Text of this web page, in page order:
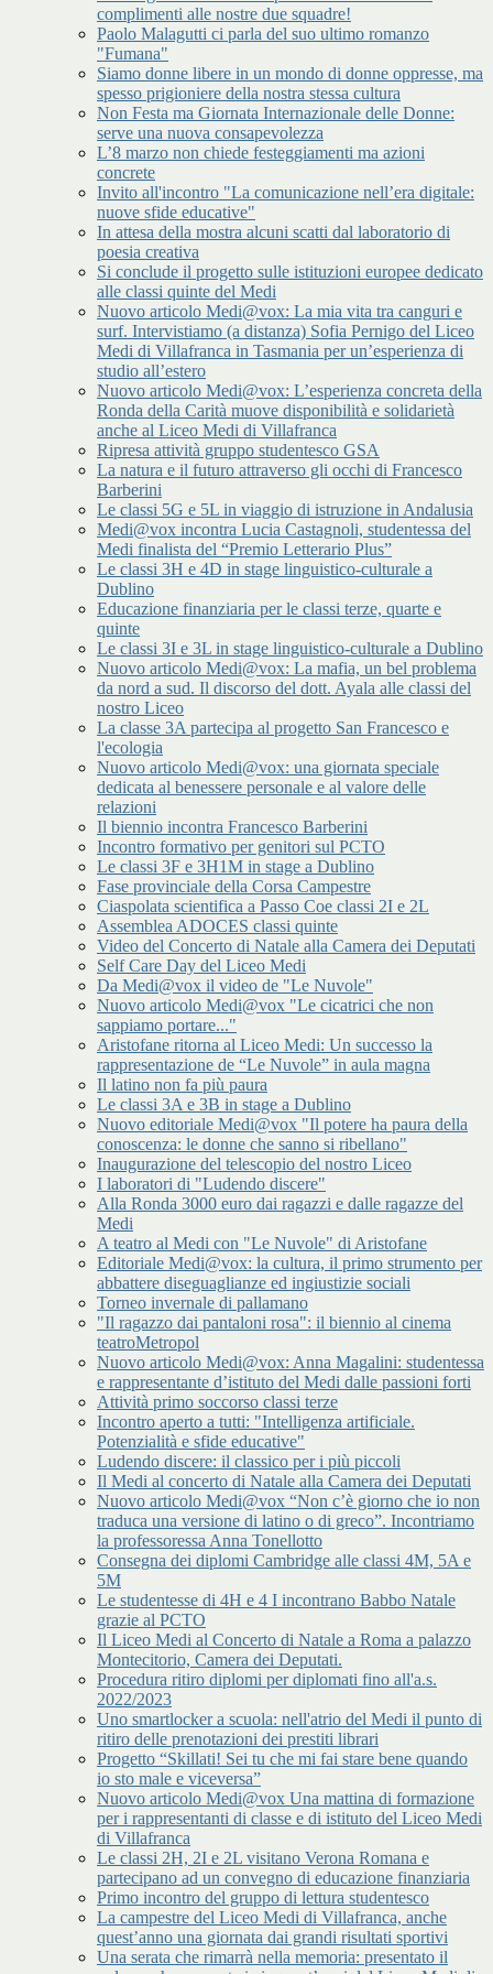
complimenti alle nostre due squadre!
Paolo Malagutti ci parla del suo ultimo romanzo
"Fumana"
Siamo donne libere in un mondo di donne oppresse, ma
spesso prigioniere della nostra stessa cultura
Non Festa ma Giornata Internazionale delle Donne:
serve una nuova consapevolezza
L’8 marzo non chiede festeggiamenti ma azioni
concrete
Invito all'incontro "La comunicazione nell’era digitale:
nuove sfide educative"
In attesa della mostra alcuni scatti dal laboratorio di
poesia creativa
Si conclude il progetto sulle istituzioni europee dedicato
alle classi quinte del Medi
Nuovo articolo Medi@vox: La mia vita tra canguri e
surf. Intervistiamo (a distanza) Sofia Pernigo del Liceo
Medi di Villafranca in Tasmania per un’esperienza di
studio all’estero
Nuovo articolo Medi@vox: L’esperienza concreta della
Ronda della Carità muove disponibilità e solidarietà
anche al Liceo Medi di Villafranca
Ripresa attività gruppo studentesco GSA
La natura e il futuro attraverso gli occhi di Francesco
Barberini
Le classi 5G e 5L in viaggio di istruzione in Andalusia
Medi@vox incontra Lucia Castagnoli, studentessa del
Medi finalista del “Premio Letterario Plus”
Le classi 3H e 4D in stage linguistico-culturale a
Dublino
Educazione finanziaria per le classi terze, quarte e
quinte
Le classi 3I e 3L in stage linguistico-culturale a Dublino
Nuovo articolo Medi@vox: La mafia, un bel problema
da nord a sud. Il discorso del dott. Ayala alle classi del
nostro Liceo
La classe 3A partecipa al progetto San Francesco e
l'ecologia
Nuovo articolo Medi@vox: una giornata speciale
dedicata al benessere personale e al valore delle
relazioni
Il biennio incontra Francesco Barberini
Incontro formativo per genitori sul PCTO
Le classi 3F e 3H1M in stage a Dublino
Fase provinciale della Corsa Campestre
Ciaspolata scientifica a Passo Coe classi 2I e 2L
Assemblea ADOCES classi quinte
Video del Concerto di Natale alla Camera dei Deputati
Self Care Day del Liceo Medi
Da Medi@vox il video de "Le Nuvole"
Nuovo articolo Medi@vox "Le cicatrici che non
sappiamo portare..."
Aristofane ritorna al Liceo Medi: Un successo la
rappresentazione de “Le Nuvole” in aula magna
Il latino non fa più paura
Le classi 3A e 3B in stage a Dublino
Nuovo editoriale Medi@vox "Il potere ha paura della
conoscenza: le donne che sanno si ribellano"
Inaugurazione del telescopio del nostro Liceo
I laboratori di "Ludendo discere"
Alla Ronda 3000 euro dai ragazzi e dalle ragazze del
Medi
A teatro al Medi con "Le Nuvole" di Aristofane
Editoriale Medi@vox: la cultura, il primo strumento per
abbattere diseguaglianze ed ingiustizie sociali
Torneo invernale di pallamano
"Il ragazzo dai pantaloni rosa": il biennio al cinema
teatroMetropol
Nuovo articolo Medi@vox: Anna Magalini: studentessa
e rappresentante d’istituto del Medi dalle passioni forti
Attività primo soccorso classi terze
Incontro aperto a tutti: "Intelligenza artificiale.
Potenzialità e sfide educative"
Ludendo discere: il classico per i più piccoli
Il Medi al concerto di Natale alla Camera dei Deputati
Nuovo articolo Medi@vox “Non c’è giorno che io non
traduca una versione di latino o di greco”. Incontriamo
la professoressa Anna Tonellotto
Consegna dei diplomi Cambridge alle classi 4M, 5A e
5M
Le studentesse di 4H e 4 I incontrano Babbo Natale
grazie al PCTO
Il Liceo Medi al Concerto di Natale a Roma a palazzo
Montecitorio, Camera dei Deputati.
Procedura ritiro diplomi per diplomati fino all'a.s.
2022/2023
Uno smartlocker a scuola: nell'atrio del Medi il punto di
ritiro delle prenotazioni dei prestiti librari
Progetto “Skillati! Sei tu che mi fai stare bene quando
io sto male e viceversa”
Nuovo articolo Medi@vox Una mattina di formazione
per i rappresentanti di classe e di istituto del Liceo Medi
di Villafranca
Le classi 2H, 2I e 2L visitano Verona Romana e
partecipano ad un convegno di educazione finanziaria
Primo incontro del gruppo di lettura studentesco
La campestre del Liceo Medi di Villafranca, anche
quest’anno una giornata dai grandi risultati sportivi
Una serata che rimarrà nella memoria: presentato il